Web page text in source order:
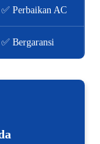
✅ Perbaikan AC
✅ Bergaransi